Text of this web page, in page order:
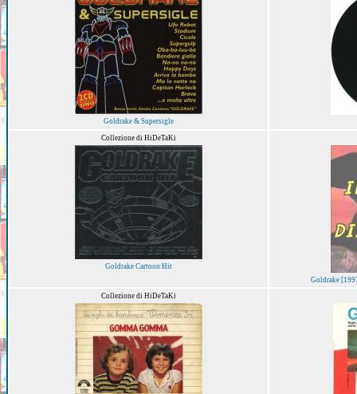
Goldrake & Supersigle
Collezione di HiDeTaKi
Goldrake Cartoon Hit
Goldrake
Collezione di HiDeTaKi